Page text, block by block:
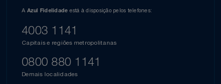
A Azul Fidelidade está à disposição pelos telefones:
4003 1141
Capitais e regiões metropolitanas
0800 880 1141
Demais localidades